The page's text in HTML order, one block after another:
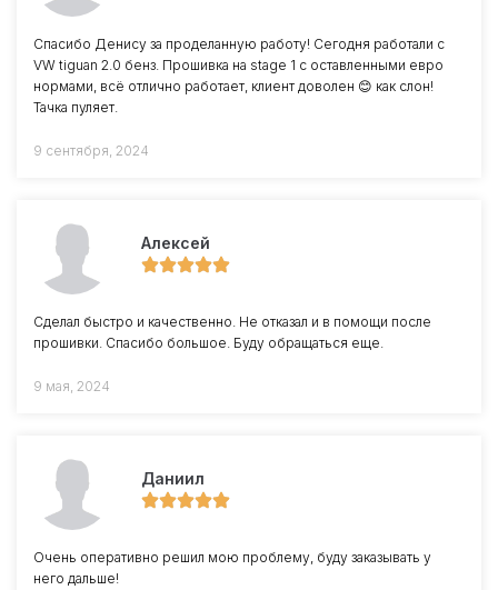
Спасибо Денису за проделанную работу! Сегодня работали с
VW tiguan 2.0 бенз. Прошивка на stage 1 с оставленными евро
нормами, всё отлично работает, клиент доволен 😊 как слон!
Тачка пуляет.
9 сентября, 2024
Алексей
Сделал быстро и качественно. Не отказал и в помощи после
прошивки. Спасибо большое. Буду обращаться еще.
9 мая, 2024
Даниил
Очень оперативно решил мою проблему, буду заказывать у
него дальше!